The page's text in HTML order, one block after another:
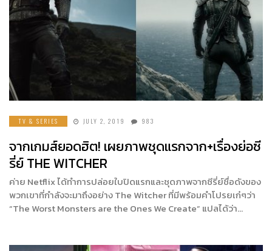
TV & SERIES JULY 2, 2019 983
จากเกมส์ยอดฮิต! เผยภาพชุดแรกจาก+เรื่องย่อซี
รี่ย์ THE WITCHER
ค่าย Netflix ได้ทำการปล่อยใบปิดแรกและชุดภาพจากซีรี่ย์ชื่อดังของ
พวกเขาที่กำลังจะมาถึงอย่าง The Witcher ที่มีพร้อมคำโปรยเก๋ๆว่า
“The Worst Monsters are the Ones We Create” แปลได้ว่า…